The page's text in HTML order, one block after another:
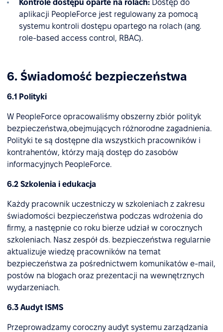
Kontrole dostępu oparte na rolach: Dostęp do
aplikacji PeopleForce jest regulowany za pomocą
systemu kontroli dostępu opartego na rolach (ang.
role-based access control, RBAC).
6. Świadomość bezpieczeństwa
6.1 Polityki
W PeopleForce opracowaliśmy obszerny zbiór polityk
bezpieczeństwa,obejmujących różnorodne zagadnienia.
Polityki te są dostępne dla wszystkich pracowników i
kontrahentów, którzy mają dostęp do zasobów
informacyjnych PeopleForce.
6.2 Szkolenia i edukacja
Każdy pracownik uczestniczy w szkoleniach z zakresu
świadomości bezpieczeństwa podczas wdrożenia do
firmy, a następnie co roku bierze udział w corocznych
szkoleniach. Nasz zespół ds. bezpieczeństwa regularnie
aktualizuje wiedzę pracowników na temat
bezpieczeństwa za pośrednictwem komunikatów e-mail,
postów na blogach oraz prezentacji na wewnętrznych
wydarzeniach.
6.3 Audyt ISMS
Przeprowadzamy coroczny audyt systemu zarządzania